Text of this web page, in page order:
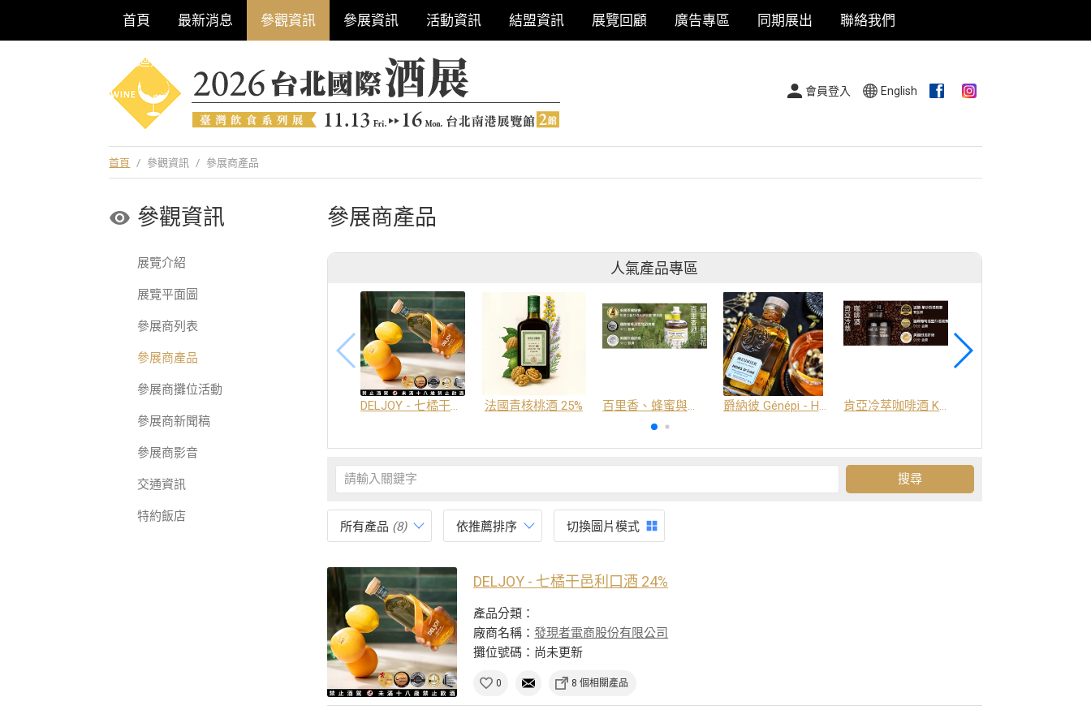
首頁 最新消息 參觀資訊 參展資訊 活動資訊 結盟資訊 展覽回顧 廣告專區 同期展出 聯絡我們
巡迴酒展系列
會員登入 English
首頁 / 參觀資訊 / 參展商產品
參觀資訊
展覽介紹
展覽平面圖
參展商列表
參展商產品
參展商攤位活動
參展商新聞稿
參展商影音
交通資訊
特約飯店
參展商產品
人氣產品專區
DELJOY - 七橘干邑利口酒 24% 法國青核桃酒 25% 百里香、蜂蜜與番紅花酒 爵納彼 Génépi - Hors d'Age (橡木桶陳釀) -阿爾卑斯山草本酒 肯亞冷萃咖啡酒 Kenya Coffee Brew
所有產品 (8) 依推薦排序 切換圖片模式
DELJOY - 七橘干邑利口酒 24%
產品分類：
廠商名稱：發現者電商股份有限公司
攤位號碼：尚未更新
0 8 個相關產品